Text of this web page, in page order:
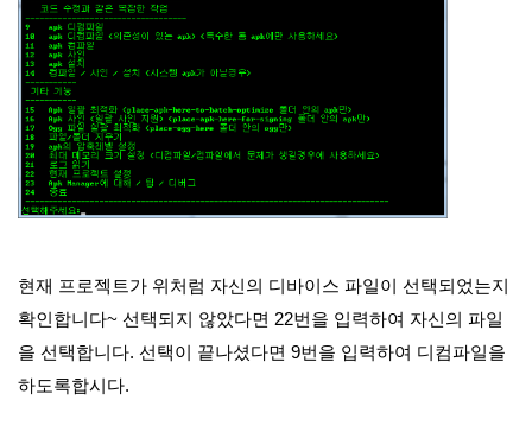
현재 프로젝트가 위처럼 자신의 디바이스 파일이 선택되었는지
확인합니다~ 선택되지 않았다면 22번을 입력하여 자신의 파일
을 선택합니다. 선택이 끝나셨다면 9번을 입력하여 디컴파일을
하도록합시다.